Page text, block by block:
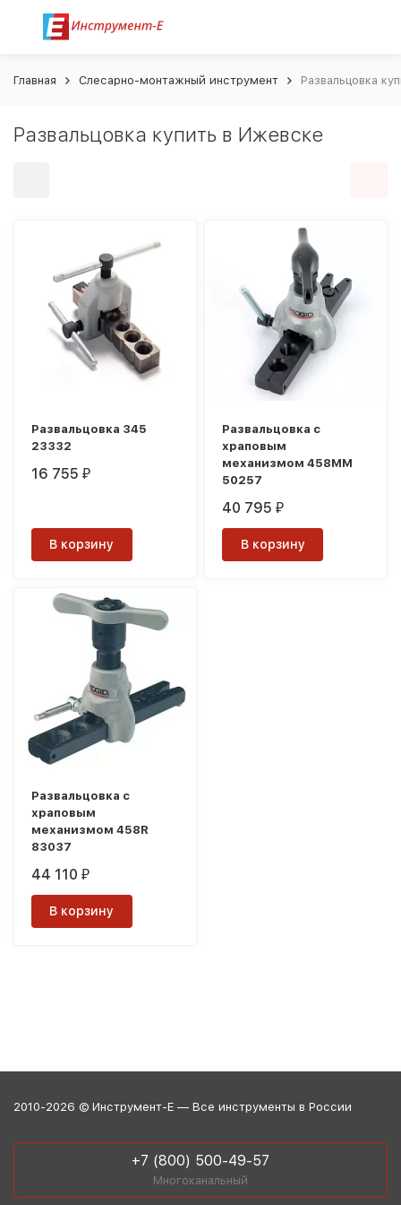
Главная Слесарно-монтажный инструмент Развальцовка
Развальцовка купить в Ижевске
Развальцовка 345
23332
16 755₽
В корзину
Развальцовка с
храповым
механизмом 458ММ
50257
40 795₽
В корзину
Развальцовка с
храповым
механизмом 458R
83037
44 110₽
В корзину
2010-2026 © Инструмент-Е — Все инструменты в России
+7 (800) 500-49-57
Многоканальный